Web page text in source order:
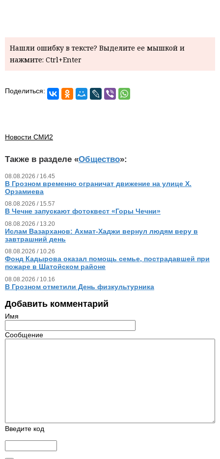
Нашли ошибку в тексте? Выделите ее мышкой и
нажмите: Ctrl+Enter
Поделиться:
Новости СМИ2
Также в разделе «Общество»:
08.08.2026 / 16.45
В Грозном временно ограничат движение на улице Х.
Орзамиева
08.08.2026 / 15.57
В Чечне запускают фотоквест «Горы Чечни»
08.08.2026 / 13.20
Ислам Вазарханов: Ахмат-Хаджи вернул людям веру в
завтрашний день
08.08.2026 / 10.26
Фонд Кадырова оказал помощь семье, пострадавшей при
пожаре в Шатойском районе
08.08.2026 / 10.16
В Грозном отметили День физкультурника
Добавить комментарий
Имя
Сообщение
Введите код